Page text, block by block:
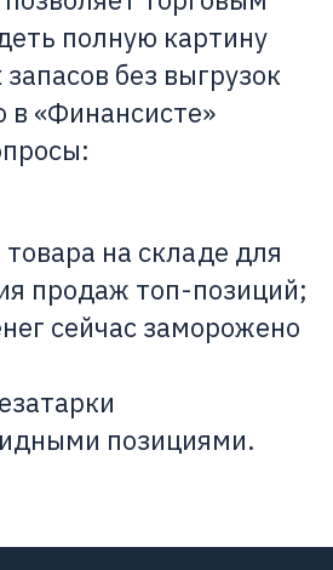
полную картину
без выгрузок
в «Финансисте»
товара на складе для
продаж топ-позиций;
сейчас заморожено
позициями.